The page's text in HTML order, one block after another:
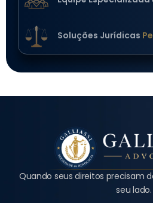
Soluções Jurídicas
Quando seus direitos precisam
seu lado.